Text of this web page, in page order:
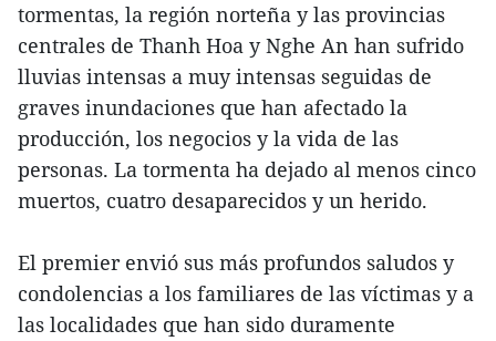
tormentas, la región norteña y las provincias
centrales de Thanh Hoa y Nghe An han sufrido
lluvias intensas a muy intensas seguidas de
graves inundaciones que han afectado la
producción, los negocios y la vida de las
personas. La tormenta ha dejado al menos cinco
muertos, cuatro desaparecidos y un herido.
El premier envió sus más profundos saludos y
condolencias a los familiares de las víctimas y a
las localidades que han sido duramente